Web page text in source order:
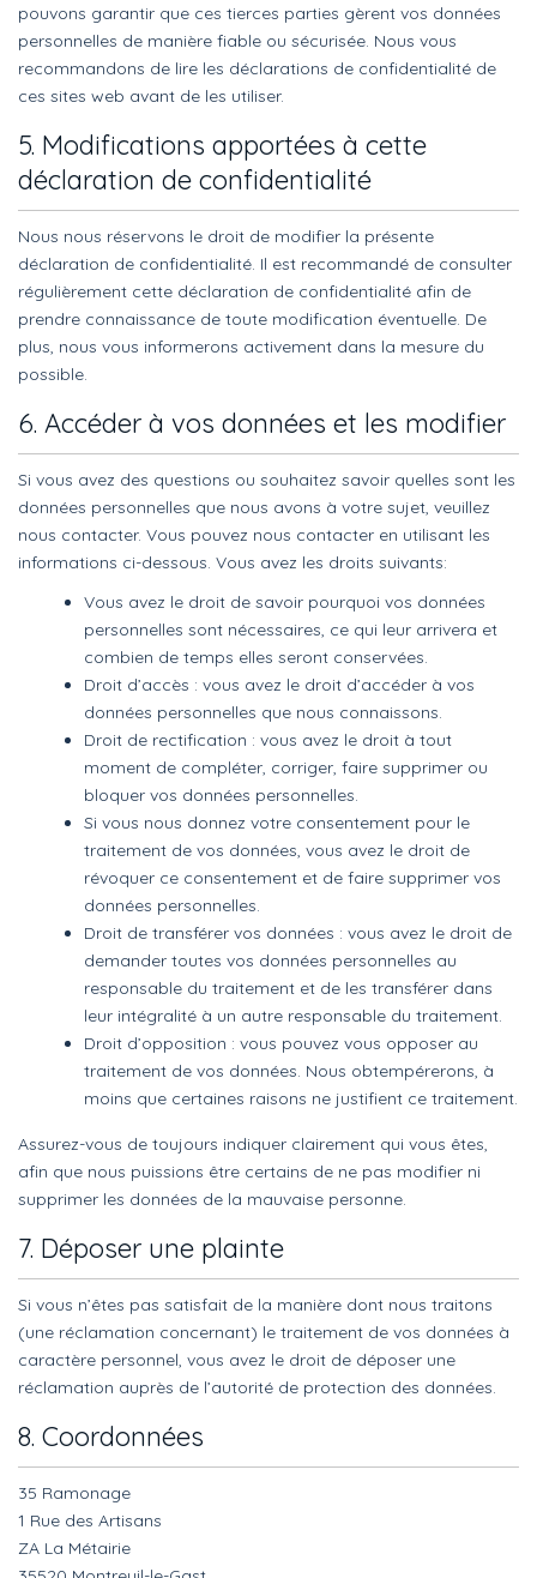
pouvons garantir que ces tierces parties gèrent vos données
personnelles de manière fiable ou sécurisée. Nous vous
recommandons de lire les déclarations de confidentialité de
ces sites web avant de les utiliser.
5. Modifications apportées à cette
déclaration de confidentialité
Nous nous réservons le droit de modifier la présente
déclaration de confidentialité. Il est recommandé de consulter
régulièrement cette déclaration de confidentialité afin de
prendre connaissance de toute modification éventuelle. De
plus, nous vous informerons activement dans la mesure du
possible.
6. Accéder à vos données et les modifier
Si vous avez des questions ou souhaitez savoir quelles sont les
données personnelles que nous avons à votre sujet, veuillez
nous contacter. Vous pouvez nous contacter en utilisant les
informations ci-dessous. Vous avez les droits suivants:
Vous avez le droit de savoir pourquoi vos données
personnelles sont nécessaires, ce qui leur arrivera et
combien de temps elles seront conservées.
Droit d’accès : vous avez le droit d’accéder à vos
données personnelles que nous connaissons.
Droit de rectification : vous avez le droit à tout
moment de compléter, corriger, faire supprimer ou
bloquer vos données personnelles.
Si vous nous donnez votre consentement pour le
traitement de vos données, vous avez le droit de
révoquer ce consentement et de faire supprimer vos
données personnelles.
Droit de transférer vos données : vous avez le droit de
demander toutes vos données personnelles au
responsable du traitement et de les transférer dans
leur intégralité à un autre responsable du traitement.
Droit d’opposition : vous pouvez vous opposer au
traitement de vos données. Nous obtempérerons, à
moins que certaines raisons ne justifient ce traitement.
Assurez-vous de toujours indiquer clairement qui vous êtes,
afin que nous puissions être certains de ne pas modifier ni
supprimer les données de la mauvaise personne.
7. Déposer une plainte
Si vous n’êtes pas satisfait de la manière dont nous traitons
(une réclamation concernant) le traitement de vos données à
caractère personnel, vous avez le droit de déposer une
réclamation auprès de l’autorité de protection des données.
8. Coordonnées
35 Ramonage
1 Rue des Artisans
ZA La Métairie